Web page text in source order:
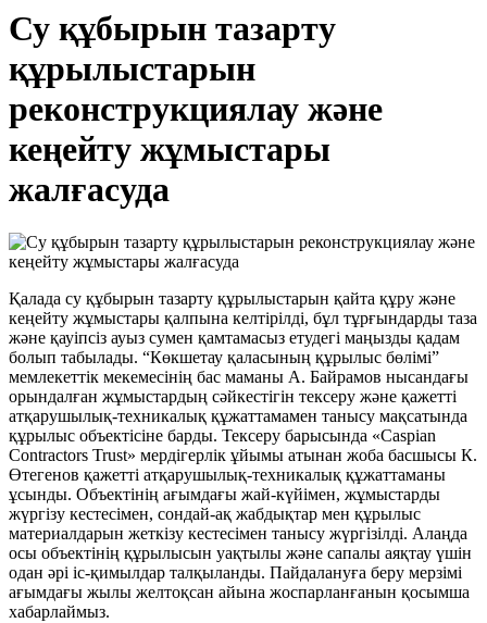
Су құбырын тазарту
құрылыстарын
реконструкциялау және
кеңейту жұмыстары
жалғасуда
Қалада су құбырын тазарту құрылыстарын қайта құру және
кеңейту жұмыстары қалпына келтірілді, бұл тұрғындарды таза
және қауіпсіз ауыз сумен қамтамасыз етудегі маңызды қадам
болып табылады. “Көкшетау қаласының құрылыс бөлімі”
мемлекеттік мекемесінің бас маманы А. Байрамов нысандағы
орындалған жұмыстардың сәйкестігін тексеру және қажетті
атқарушылық-техникалық құжаттамамен танысу мақсатында
құрылыс объектісіне барды. Тексеру барысында «Caspian
Contractors Trust» мердігерлік ұйымы атынан жоба басшысы К.
Өтегенов қажетті атқарушылық-техникалық құжаттаманы
ұсынды. Объектінің ағымдағы жай-күйімен, жұмыстарды
жүргізу кестесімен, сондай-ақ жабдықтар мен құрылыс
материалдарын жеткізу кестесімен танысу жүргізілді. Алаңда
осы объектінің құрылысын уақтылы және сапалы аяқтау үшін
одан әрі іс-қимылдар талқыланды. Пайдалануға беру мерзімі
ағымдағы жылы желтоқсан айына жоспарланғанын қосымша
хабарлаймыз.